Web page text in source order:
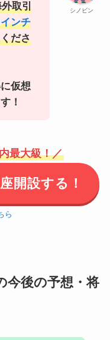
シノビン
取引
ンチ
ださ
仮想
！
最大級！／
開設する！
ら
今後の予想・将